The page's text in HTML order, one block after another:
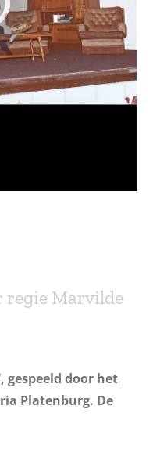
regie Marvilde
gespeeld door het
Platenburg. De